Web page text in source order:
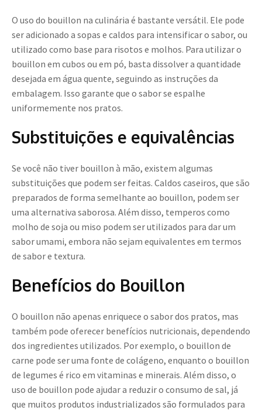
O uso do bouillon na culinária é bastante versátil. Ele pode
ser adicionado a sopas e caldos para intensificar o sabor, ou
utilizado como base para risotos e molhos. Para utilizar o
bouillon em cubos ou em pó, basta dissolver a quantidade
desejada em água quente, seguindo as instruções da
embalagem. Isso garante que o sabor se espalhe
uniformemente nos pratos.
Substituições e equivalências
Se você não tiver bouillon à mão, existem algumas
substituições que podem ser feitas. Caldos caseiros, que são
preparados de forma semelhante ao bouillon, podem ser
uma alternativa saborosa. Além disso, temperos como
molho de soja ou miso podem ser utilizados para dar um
sabor umami, embora não sejam equivalentes em termos
de sabor e textura.
Benefícios do Bouillon
O bouillon não apenas enriquece o sabor dos pratos, mas
também pode oferecer benefícios nutricionais, dependendo
dos ingredientes utilizados. Por exemplo, o bouillon de
carne pode ser uma fonte de colágeno, enquanto o bouillon
de legumes é rico em vitaminas e minerais. Além disso, o
uso de bouillon pode ajudar a reduzir o consumo de sal, já
que muitos produtos industrializados são formulados para